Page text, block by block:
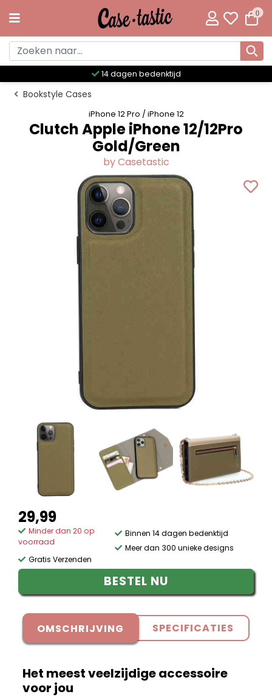
0
Meer dan 300 unieke designs
Bookstyle Cases
iPhone 12 Pro / iPhone 12
Clutch Apple iPhone 12/12Pro
Gold/Green
by Casetastic
29,99
Minder dan 20 op
voorraad
Gratis Verzenden
Binnen 14 dagen bedenktijd
Meer dan 300 unieke designs
BESTEL NU
OMSCHRIJVING SPECIFICATIES
Het meest veelzijdige accessoire
voor jou